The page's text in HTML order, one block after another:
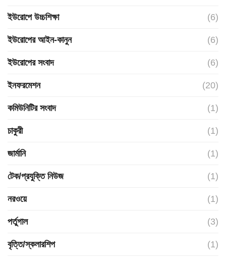
ইউরোপে উচ্চশিক্ষা (6)
ইউরোপের আইন-কানুন (6)
ইউরোপের সংবাদ (6)
ইনফরমেশন (20)
কমিউনিটির সংবাদ (1)
চাকুরী (1)
জার্মানি (1)
টেক/প্রযুক্তি নিউজ (1)
নরওয়ে (1)
পর্তুগাল (3)
বৃত্তি/স্কলারশিপ (1)